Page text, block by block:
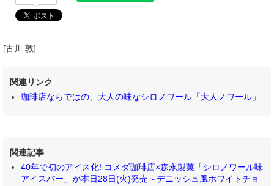
[古川 敦]
関連リンク
珈琲店ならではの、大人の味なシロノワール「大人ノワール」
関連記事
40年で初のアイス化! コメダ珈琲店×森永製菓「シロノワール味
アイスバー」が本日28日(火)発売～デニッシュ風ホワイトチョ